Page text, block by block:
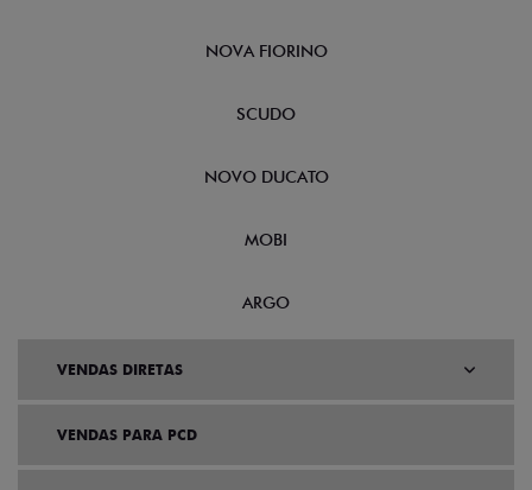
NOVA FIORINO
SCUDO
NOVO DUCATO
MOBI
ARGO
VENDAS DIRETAS
VENDAS PARA PCD